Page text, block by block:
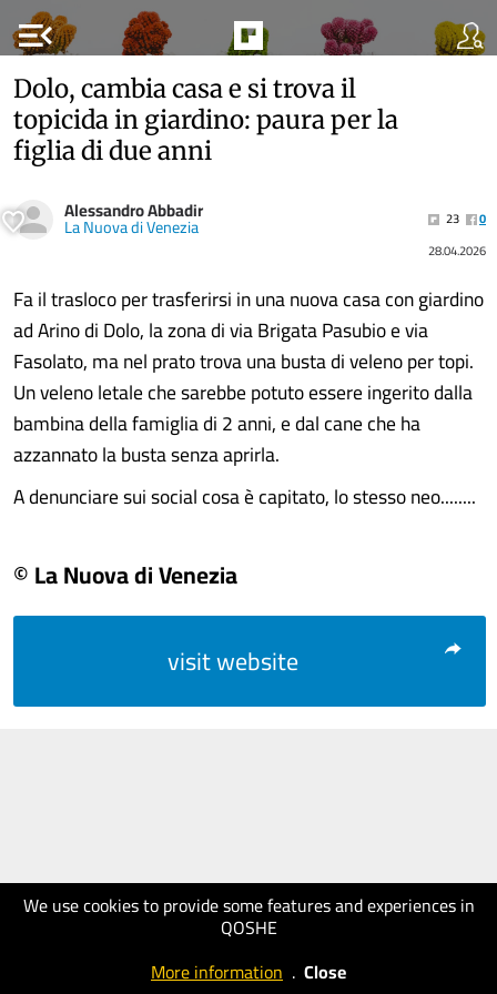
menu_open
We use cookies to provide some features and experiences in
QOSHE
More information . Close
Dolo, cambia casa e si trova il
topicida in giardino: paura per la
figlia di due anni
Alessandro Abbadir
La Nuova di Venezia 23
0
28.04.2026
Fa il trasloco per trasferirsi in una nuova casa con giardino
ad Arino di Dolo, la zona di via Brigata Pasubio e via
Fasolato, ma nel prato trova una busta di veleno per topi.
Un veleno letale che sarebbe potuto essere ingerito dalla
bambina della famiglia di 2 anni, e dal cane che ha
azzannato la busta senza aprirla.
A denunciare sui social cosa è capitato, lo stesso neo........
© La Nuova di Venezia
visit website